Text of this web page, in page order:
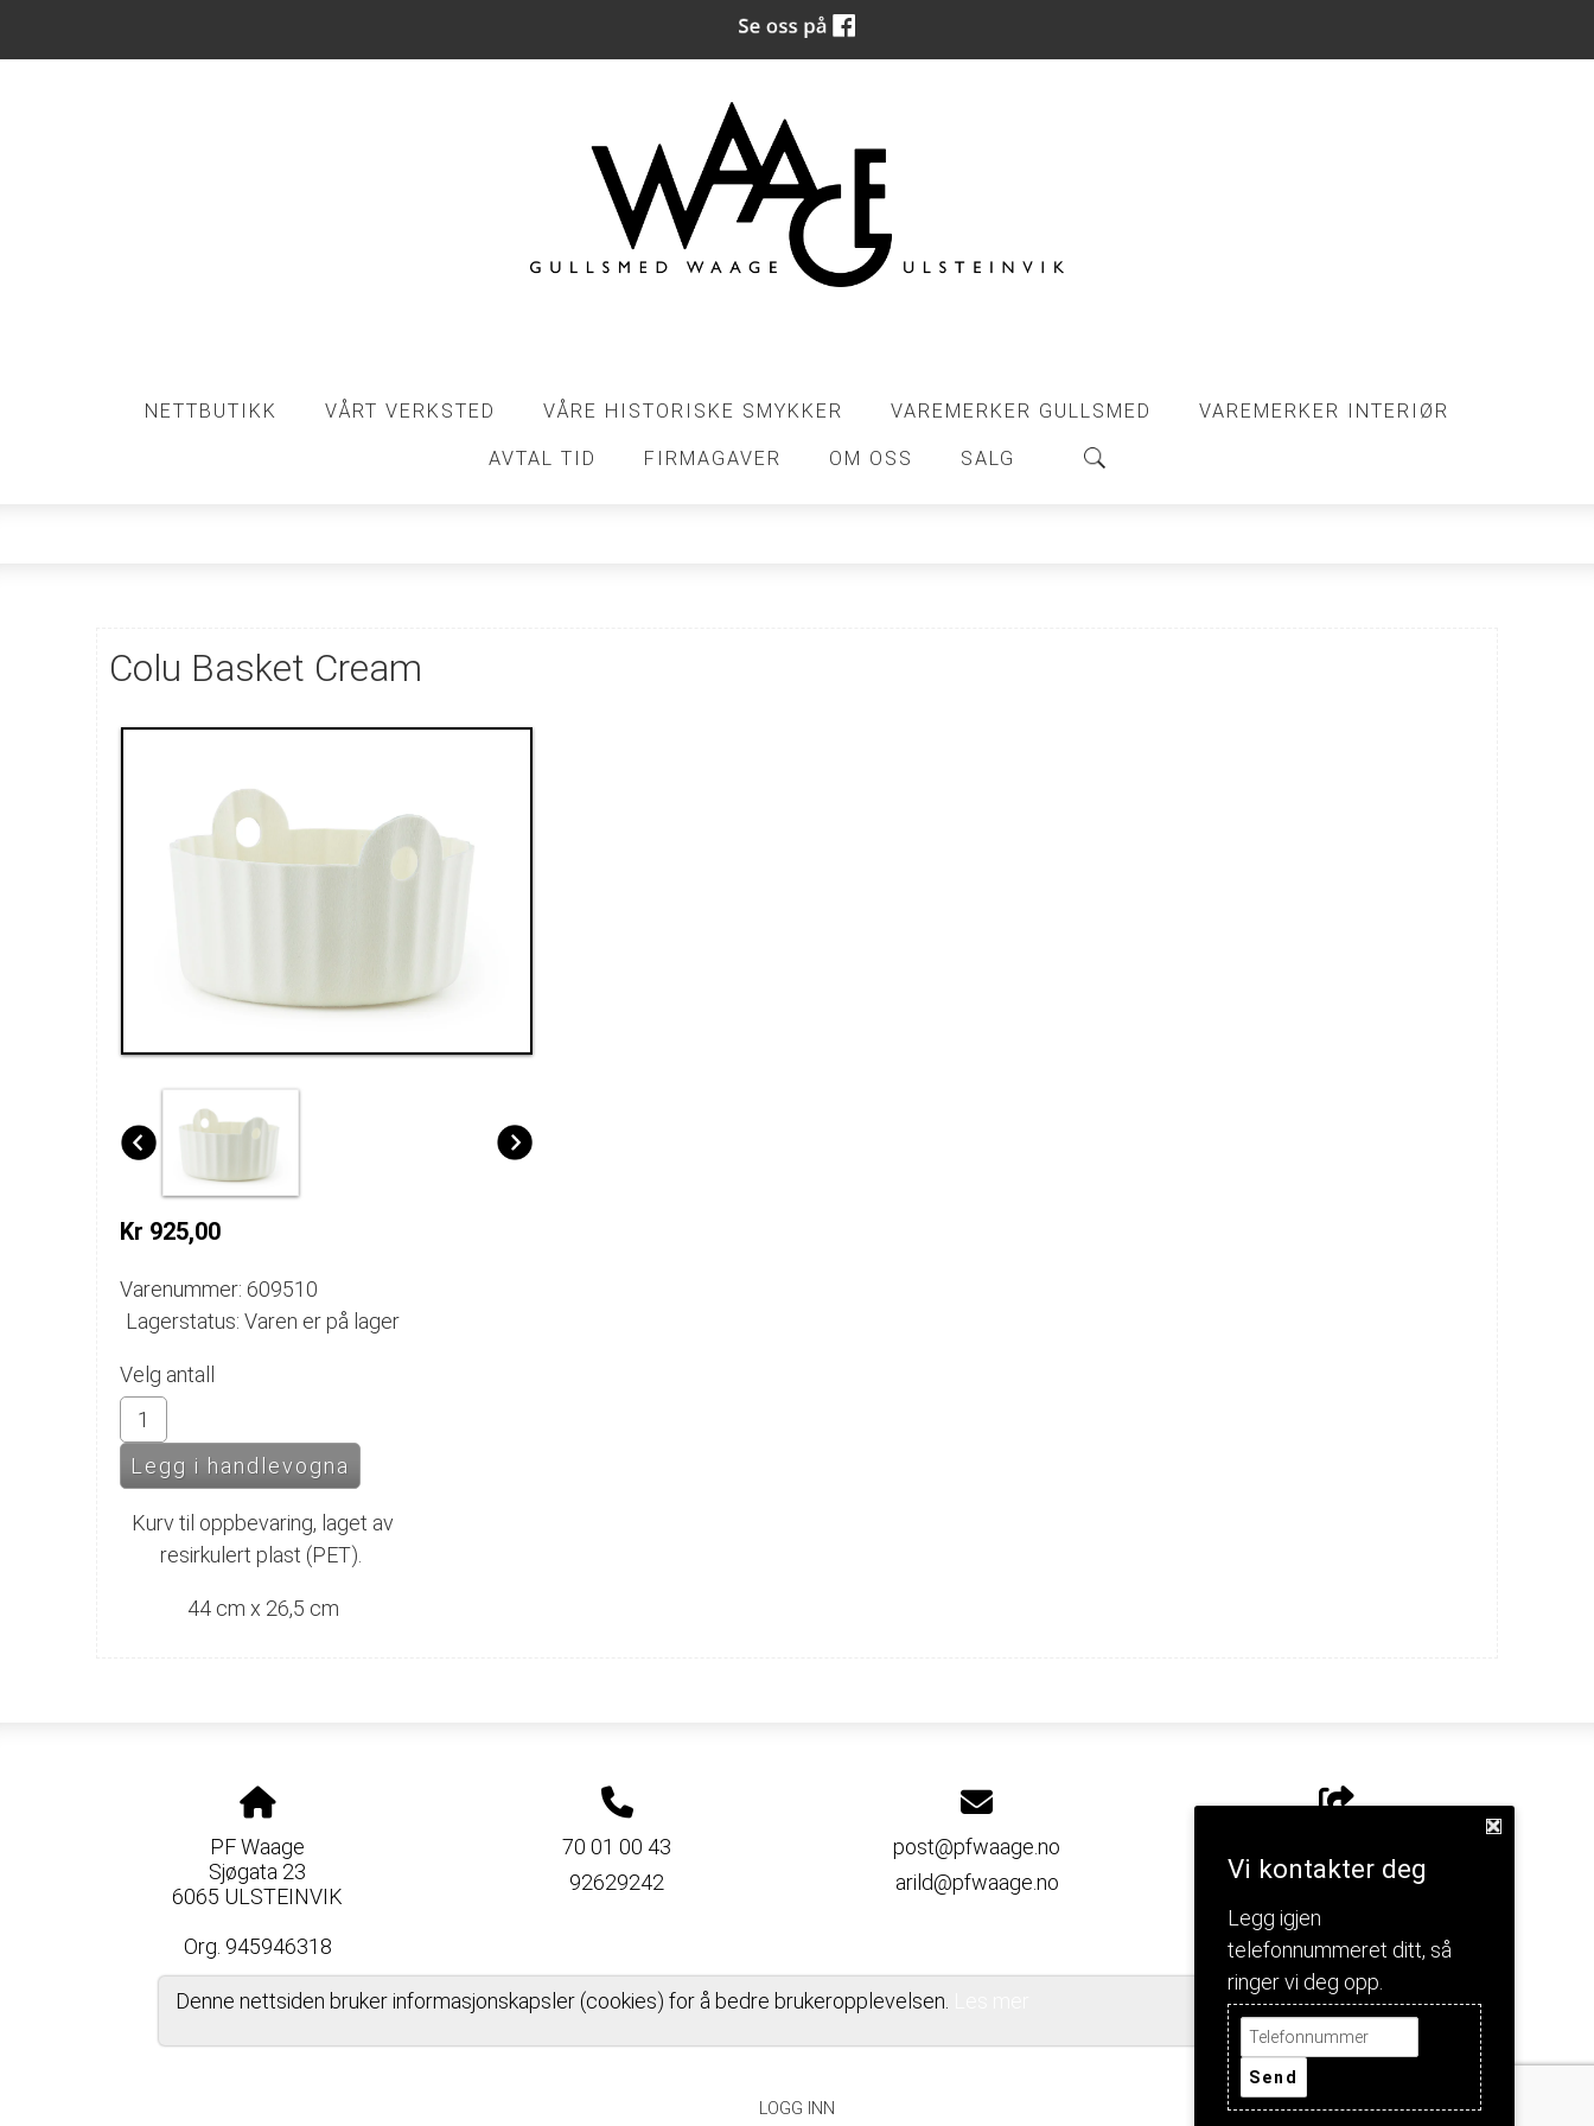
NETTBUTIKK VÅRT VERKSTED VÅRE HISTORISKE SMYKKER VAREMERKER GULLSMED VAREMERKER INTERIØR
AVTAL TID FIRMAGAVER OM OSS SALG
Colu Basket Cream
Kr 925,00
Varenummer: 609510
Lagerstatus: Varen er på lager
Velg antall
Kurv til oppbevaring, laget av
resirkulert plast (PET).
44 cm x 26,5 cm
Vi kontakter deg
Legg igjen
telefonnummeret ditt, så
ringer vi deg opp.
PF Waage
Sjøgata 23
6065 ULSTEINVIK
Org. 945946318
70 01 00 43
92629242
post@pfwaage.no
arild@pfwaage.no
Denne nettsiden bruker informasjonskapsler (cookies) for å bedre brukeropplevelsen. Jeg forstår!
LOGG INN